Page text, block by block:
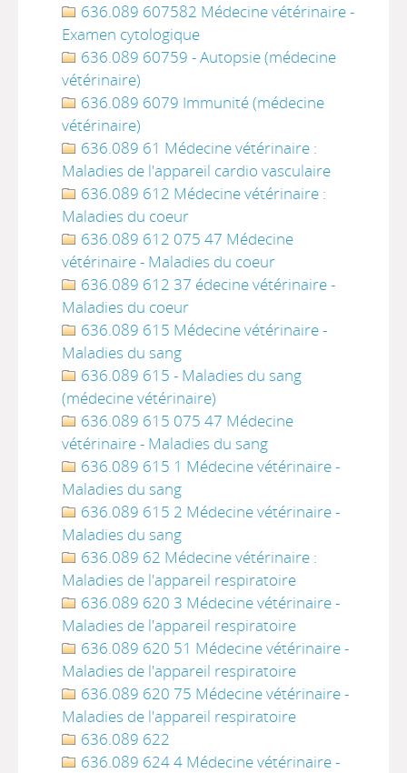
636.089 607582 Médecine vétérinaire -
Examen cytologique
636.089 60759 - Autopsie (médecine
vétérinaire)
636.089 6079 Immunité (médecine
vétérinaire)
636.089 61 Médecine vétérinaire :
Maladies de l'appareil cardio vasculaire
636.089 612 Médecine vétérinaire :
Maladies du coeur
636.089 612 075 47 Médecine
vétérinaire - Maladies du coeur
636.089 612 37 édecine vétérinaire -
Maladies du coeur
636.089 615 Médecine vétérinaire -
Maladies du sang
636.089 615 - Maladies du sang
(médecine vétérinaire)
636.089 615 075 47 Médecine
vétérinaire - Maladies du sang
636.089 615 1 Médecine vétérinaire -
Maladies du sang
636.089 615 2 Médecine vétérinaire -
Maladies du sang
636.089 62 Médecine vétérinaire :
Maladies de l'appareil respiratoire
636.089 620 3 Médecine vétérinaire -
Maladies de l'appareil respiratoire
636.089 620 51 Médecine vétérinaire -
Maladies de l'appareil respiratoire
636.089 620 75 Médecine vétérinaire -
Maladies de l'appareil respiratoire
636.089 622
636.089 624 4 Médecine vétérinaire -